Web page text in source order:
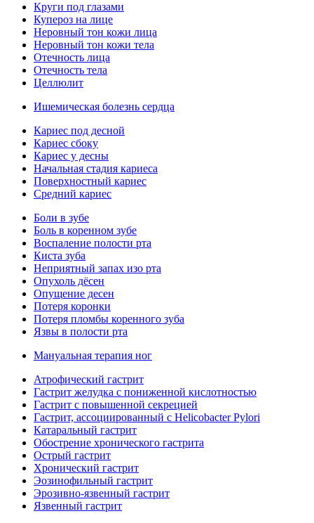
Круги под глазами
Купероз на лице
Неровный тон кожи лица
Неровный тон кожи тела
Отечность лица
Отечность тела
Целлюлит
Ишемическая болезнь сердца
Кариес под десной
Кариес сбоку
Кариес у десны
Начальная стадия кариеса
Поверхностный кариес
Средний кариес
Боли в зубе
Боль в коренном зубе
Воспаление полости рта
Киста зуба
Неприятный запах изо рта
Опухоль дёсен
Опущение десен
Потеря коронки
Потеря пломбы коренного зуба
Язвы в полости рта
Мануальная терапия ног
Атрофический гастрит
Гастрит желудка с пониженной кислотностью
Гастрит с повышенной секрецией
Гастрит, ассоциированный с Helicobacter Pylori
Катаральный гастрит
Обострение хронического гастрита
Острый гастрит
Хронический гастрит
Эозинофильный гастрит
Эрозивно-язвенный гастрит
Язвенный гастрит